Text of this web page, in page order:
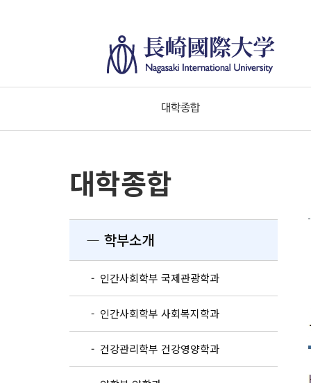
대학종합
대학종합
― 학부소개
- 인간사회학부 국제관광학과
- 인간사회학부 사회복지학과
- 건강관리학부 건강영양학과